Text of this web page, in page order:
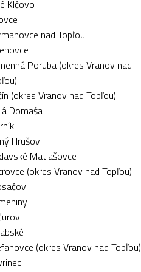
Klčovo
nad Topľou
Poruba (okres Vranov nad
(okres Vranov nad Topľou)
Domaša
Hrušov
Matiašovce
(okres Vranov nad Topľou)
(okres Vranov nad Topľou)